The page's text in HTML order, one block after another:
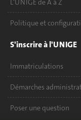
L'UNIGE de A à Z
Politique et
S'inscrire à l'UNIGE
Immatriculations
Démarches
Poser une question